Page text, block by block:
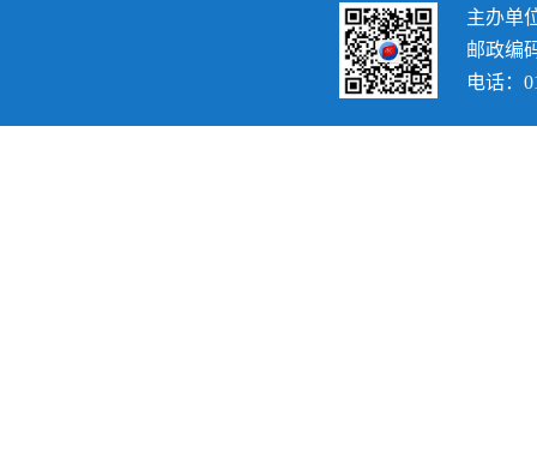
主办单
邮政编
电话：